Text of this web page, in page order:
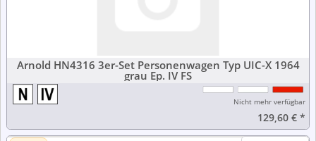
Arnold HN4316 3er-Set Personenwagen Typ UIC-X 1964
grau Ep. IV FS
Nicht mehr verfügbar
129,60 €*